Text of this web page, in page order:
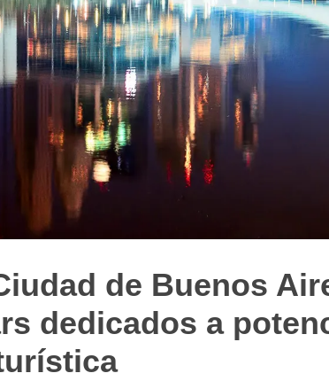
de Buenos
dedicados a